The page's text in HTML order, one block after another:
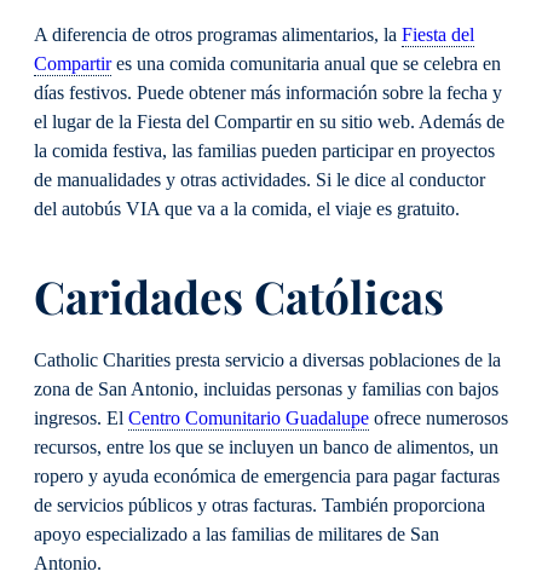
A diferencia de otros programas alimentarios, la Fiesta del
Compartires una comida comunitaria anual que se celebra en
días festivos. Puede obtener más información sobre la fecha y
el lugar de la Fiesta del Compartir en su sitio web. Además de
la comida festiva, las familias pueden participar en proyectos
de manualidades y otras actividades. Si le dice al conductor
del autobús VIA que va a la comida, el viaje es gratuito.
Caridades Católicas
Catholic Charities presta servicio a diversas poblaciones de la
zona de San Antonio, incluidas personas y familias con bajos
ingresos. El Centro Comunitario Guadalupe ofrece numerosos
recursos, entre los que se incluyen un banco de alimentos, un
ropero y ayuda económica de emergencia para pagar facturas
de servicios públicos y otras facturas. También proporciona
apoyo especializado a las familias de militares de San
Antonio.